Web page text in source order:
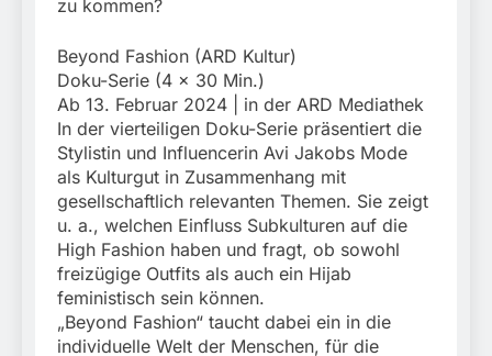
zu kommen?
Beyond Fashion (ARD Kultur)
Doku-Serie (4 x 30 Min.)
Ab 13. Februar 2024 | in der ARD Mediathek
In der vierteiligen Doku-Serie präsentiert die
Stylistin und Influencerin Avi Jakobs Mode
als Kulturgut in Zusammenhang mit
gesellschaftlich relevanten Themen. Sie zeigt
u. a., welchen Einfluss Subkulturen auf die
High Fashion haben und fragt, ob sowohl
freizügige Outfits als auch ein Hijab
feministisch sein können.
„Beyond Fashion“ taucht dabei ein in die
individuelle Welt der Menschen, für die